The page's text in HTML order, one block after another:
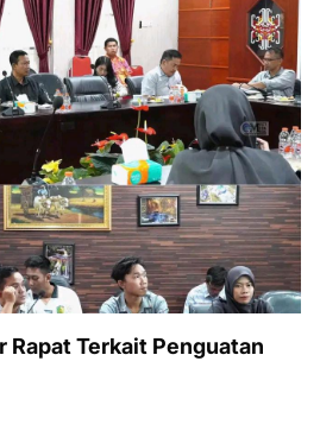
Rapat Terkait Penguatan